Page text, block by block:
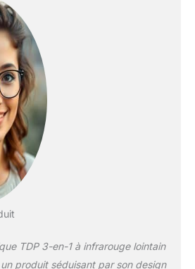
TDP 3-en-1 à infrarouge lointain
produit séduisant par son design